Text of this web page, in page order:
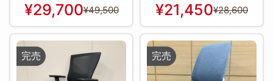
¥29,700¥49,500 ¥21,450¥28,600
完売 完売